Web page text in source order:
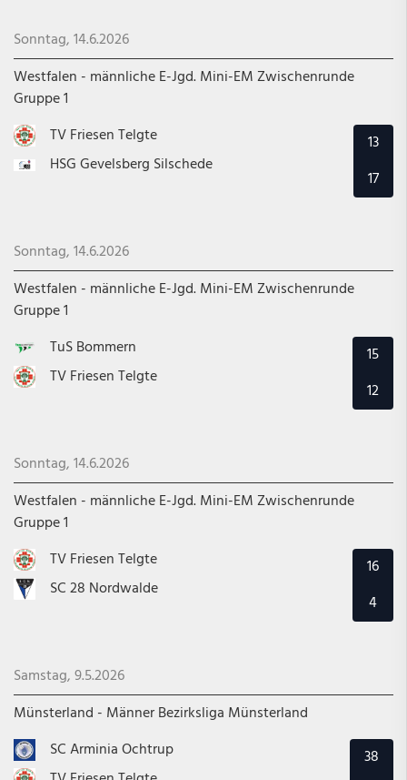
Sonntag, 14.6.2026
Westfalen - männliche E-Jgd. Mini-EM Zwischenrunde
Gruppe 1
TV Friesen Telgte
HSG Gevelsberg Silschede
13
17
Sonntag, 14.6.2026
Westfalen - männliche E-Jgd. Mini-EM Zwischenrunde
Gruppe 1
TuS Bommern
TV Friesen Telgte
15
12
Sonntag, 14.6.2026
Westfalen - männliche E-Jgd. Mini-EM Zwischenrunde
Gruppe 1
TV Friesen Telgte
SC 28 Nordwalde
16
4
Samstag, 9.5.2026
Münsterland - Männer Bezirksliga Münsterland
SC Arminia Ochtrup
38